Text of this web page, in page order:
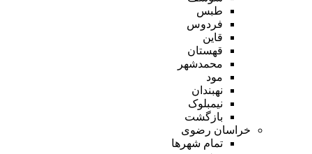
طبس
فردوس
قاین
قهستان
محمدشهر
مود
نهبندان
نیمبلوک
بازگشت
خراسان رضوی
تمام شهر‌ها